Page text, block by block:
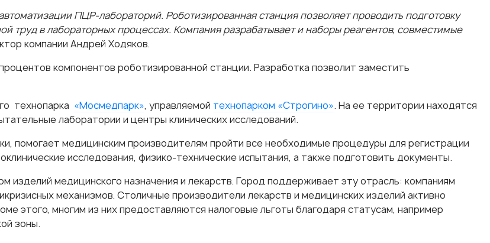
ПЦР-лабораторий. Роботизированная станция позволяет проводить подготовку
труд в лабораторных процессах. Компания разрабатывает и наборы реагентов, совместимые
компании Андрей Ходяков.
компонентов роботизированной станции. Разработка позволит заместить
технопарка «Мосмедпарк», управляемой технопарком «Строгино». На ее территории находятся
лаборатории и центры клинических исследований.
помогает медицинским производителям пройти все необходимые процедуры для регистрации
исследования, физико-технические испытания, а также подготовить документы.
медицинского назначения и лекарств. Город поддерживает эту отрасль: компаниям
механизмов. Столичные производители лекарств и медицинских изделий активно
этого, многим из них предоставляются налоговые льготы благодаря статусам, например
зоны.